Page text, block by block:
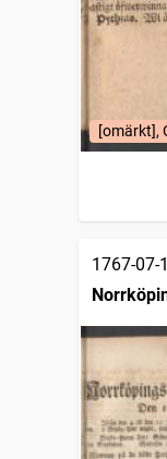
[omärkt],
1767-07-